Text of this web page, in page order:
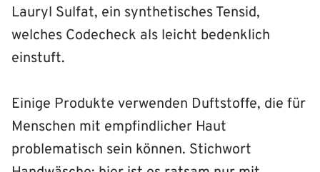
Lauryl Sulfat, ein synthetisches Tensid,
welches Codecheck als leicht bedenklich
einstuft.
Einige Produkte verwenden Duftstoffe, die für
Menschen mit empfindlicher Haut
problematisch sein können. Stichwort